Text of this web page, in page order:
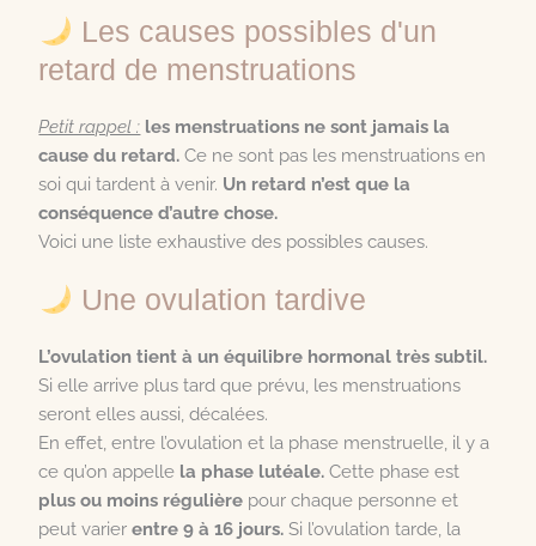
Les causes possibles d'un
retard de menstruations
Petit rappel : les menstruations ne sont jamais la
cause du retard. Ce ne sont pas les menstruations en
soi qui tardent à venir. Un retard n’est que la
conséquenced’autre chose.
Voici une liste exhaustive des possibles causes.
Une ovulation tardive
L’ovulation tient à un équilibre hormonal très subtil.
Si elle arrive plus tard que prévu, les menstruations
seront elles aussi, décalées.
En effet, entre l’ovulation et la phase menstruelle, il y a
ce qu’on appelle la phase lutéale. Cette phase est
plus ou moins régulière pour chaque personne et
peut varierentre 9 à 16 jours. Si l’ovulation tarde, la